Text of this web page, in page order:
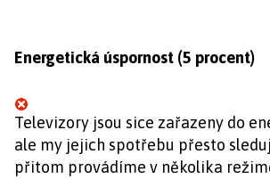
Energetická úspornost (5 procent)
Televizory jsou sice zařazeny do
ale my jejich spotřebu přesto
přitom provádíme v několika